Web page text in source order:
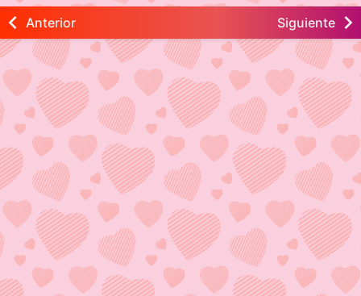
Anterior Siguiente